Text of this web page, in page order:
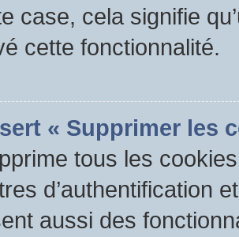
case, cela signifie
cette fonctionnalité.
« Supprimer les
tous les
d’authentification
aussi des